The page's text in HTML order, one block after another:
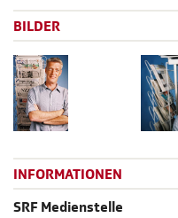
BILDER
INFORMATIONEN
SRF Medienstelle